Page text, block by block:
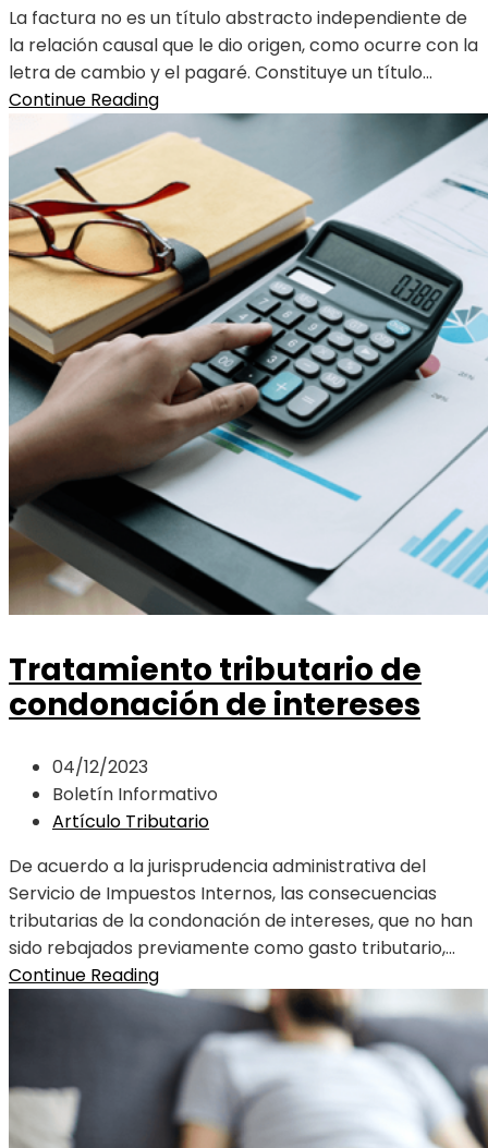
La factura no es un título abstracto independiente de
la relación causal que le dio origen, como ocurre con la
letra de cambio y el pagaré. Constituye un título...
Continue Reading
Tratamiento tributario de
condonación de intereses
04/12/2023
Boletín Informativo
Artículo Tributario
De acuerdo a la jurisprudencia administrativa del
Servicio de Impuestos Internos, las consecuencias
tributarias de la condonación de intereses, que no han
sido rebajados previamente como gasto tributario,...
Continue Reading